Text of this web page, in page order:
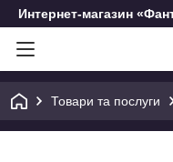
Интернет-магазин
Товари та послуги